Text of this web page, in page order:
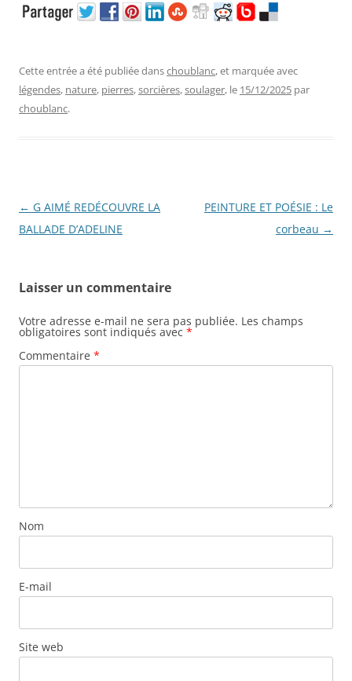
Cette entrée a été publiée danschoublanc, et marquée avec
légendes, nature, pierres,sorcières,soulager, le 15/12/2025 par
choublanc.
Navigation
des
← G AIMÉ REDÉCOUVRE LA
BALLADE D’ADELINE
PEINTURE ET POÉSIE : Le
corbeau →
Laisser un commentaire
Votre adresse e-mail ne sera pas publiée. Les champs
obligatoires sont indiqués avec *
Commentaire *
Nom
E-mail
Site web